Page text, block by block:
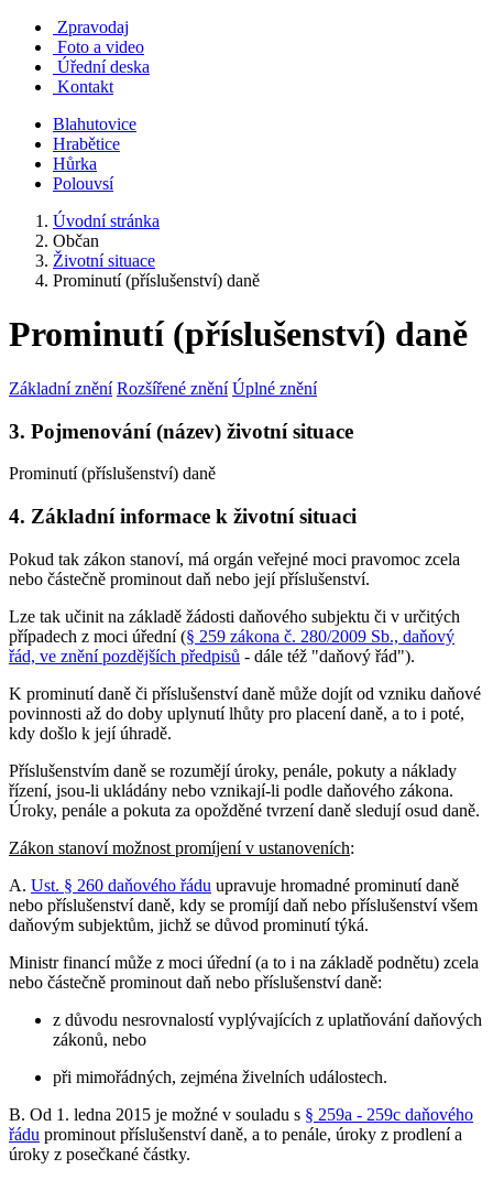
Zpravodaj
Foto a video
Úřední deska
Kontakt
Blahutovice
Hrabětice
Hůrka
Polouvsí
Úvodní stránka
Občan
Životní situace
Prominutí (příslušenství) daně
Prominutí (příslušenství) daně
Základní znění Rozšířené znění Úplné znění
3. Pojmenování (název) životní situace
Prominutí (příslušenství) daně
4. Základní informace k životní situaci
Pokud tak zákon stanoví, má orgán veřejné moci pravomoc zcela
nebo částečně prominout daň nebo její příslušenství.
Lze tak učinit na základě žádosti daňového subjektu či v určitých
případech z moci úřední (§ 259 zákona č. 280/2009 Sb., daňový
řád, ve znění pozdějších předpisů - dále též "daňový řád").
K prominutí daně či příslušenství daně může dojít od vzniku daňové
povinnosti až do doby uplynutí lhůty pro placení daně, a to i poté,
kdy došlo k její úhradě.
Příslušenstvím daně se rozumějí úroky, penále, pokuty a náklady
řízení, jsou-li ukládány nebo vznikají-li podle daňového zákona.
Úroky, penále a pokuta za opožděné tvrzení daně sledují osud daně.
Zákon stanoví možnost promíjení v ustanoveních:
A. Ust. § 260 daňového řádu upravuje hromadné prominutí daně
nebo příslušenství daně, kdy se promíjí daň nebo příslušenství všem
daňovým subjektům, jichž se důvod prominutí týká.
Ministr financí může z moci úřední (a to i na základě podnětu) zcela
nebo částečně prominout daň nebo příslušenství daně:
z důvodu nesrovnalostí vyplývajících z uplatňování daňových
zákonů, nebo
při mimořádných, zejména živelních událostech.
B. Od 1. ledna 2015 je možné v souladu s § 259a - 259c daňového
řádu prominout příslušenství daně, a to penále, úroky z prodlení a
úroky z posečkané částky.